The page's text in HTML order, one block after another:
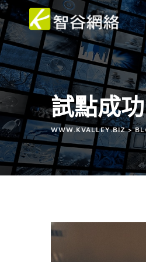
試點成
WWW.KVALLEY.BIZ>